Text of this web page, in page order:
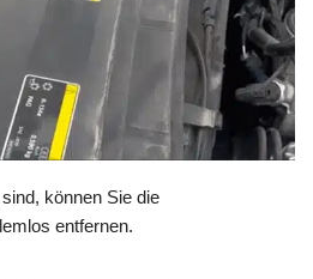
können Sie die
entfernen.